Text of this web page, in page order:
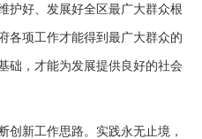
护好、发展好全区最广大群众根
各项工作才能得到最广大群众的
础，才能为发展提供良好的社会
新工作思路。实践永无止境，